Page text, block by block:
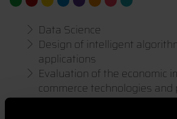
Data Science
Design of intelligent
applications
Evaluation of the economic
commerce technologies and